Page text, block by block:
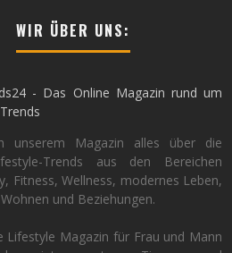
WIR ÜBER UNS:
- Das Online Magazin rund um
unserem Magazin alles über die
Trends aus den Bereichen
Fitness, Wellness, modernes Leben,
und Beziehungen.
Lifestyle Magazin für Frau und Mann